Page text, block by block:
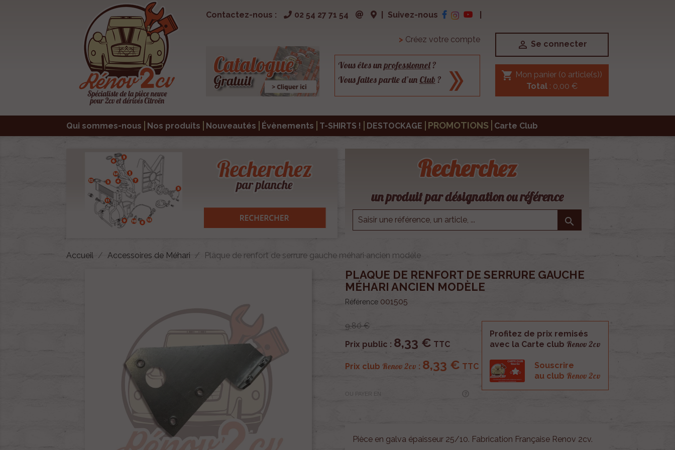
Contactez-nous : 02 54 27 71 54 Suivez-nous
> Créez votre compte
Vous êtes unprofessionnel?
Vous faites partie d’un Club ?
 Se connecter
shopping_cart Mon panier (0 article(s))
Total: 0,00 €
Qui sommes-nous Nos produits Nouveautés Évènements T-SHIRTS ! DESTOCKAGE PROMOTIONS Carte Club
Recherchez
un produit par désignation ou référence

Accueil Accessoires de Méhari Plaque de renfort de serrure gauche méhari ancien modèle
PLAQUE DE RENFORT DE SERRURE GAUCHE
MÉHARI ANCIEN MODÈLE
Référence 001505
9,80 €
Prix public : 8,33 € TTC
Prix club Renov 2cv : 8,33 € TTC
OU PAYER EN
Profitez de prix remisés
avec la Carte club Renov 2cv
Souscrire
au club Renov 2cv
Pièce en galva épaisseur 25/10. Fabrication Française Renov 2cv.